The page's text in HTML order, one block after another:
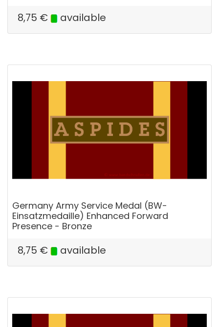
8,75 € available
Germany Army Service Medal (BW-
Einsatzmedaille) Enhanced Forward
Presence - Bronze
8,75 € available